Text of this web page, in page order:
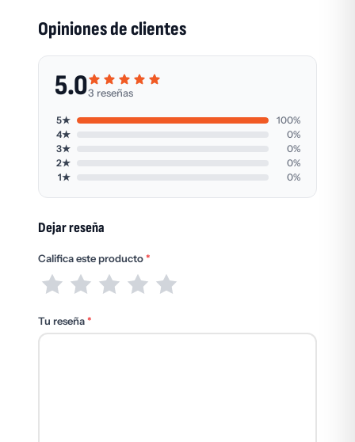
Opiniones de clientes
5.03 reseñas
5★
100%
4★
0%
3★
0%
2★
0%
1★
0%
Dejar reseña
Califica este producto*
Tu reseña*